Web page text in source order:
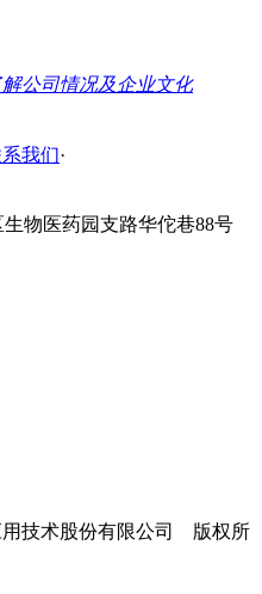
解公司情况及企业文化
我们·
物医药园支路华佗巷88号
用技术股份有限公司 版权所